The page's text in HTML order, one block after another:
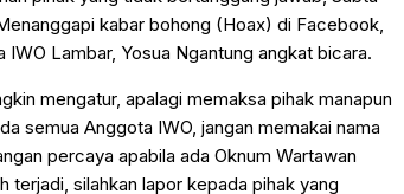
kabar bohong (Hoax) di Facebook,
Lambar, Yosua Ngantung angkat bicara.
mengatur, apalagi memaksa pihak manapun
semua Anggota IWO, jangan memakai nama
percaya apabila ada Oknum Wartawan
terjadi, silahkan lapor kepada pihak yang